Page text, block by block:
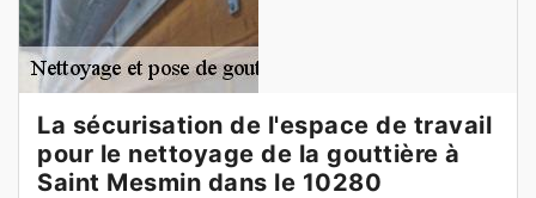
La sécurisation de l'espace de travail
pour le nettoyage de la gouttière à
Saint Mesmin dans le 10280